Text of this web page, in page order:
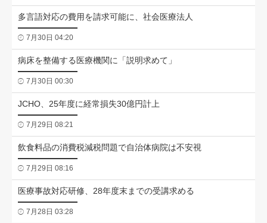
多言語対応の費用を請求可能に、社会医療法人
7月30日 04:20
病床を整備する医療機関に「説明求めて」
7月30日 00:30
JCHO、25年度に経常損失30億円計上
7月29日 08:21
飲食料品の消費税減税問題で自治体病院は不安視
7月29日 08:16
医療事故対応研修、28年度末までの受講求める
7月28日 03:28